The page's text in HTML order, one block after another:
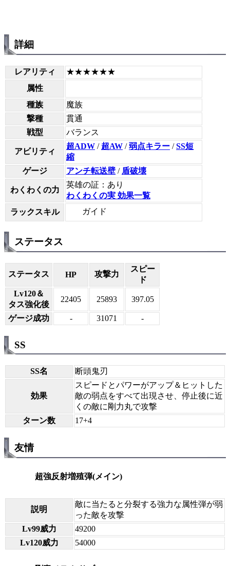
詳細
レアリティ
★★★★★★
属性
種族
魔族
撃種
貫通
戦型
バランス
アビリティ
超ADW / 超AW /弱点キラー /SS短
縮
ゲージ
アンチ転送壁 / 盾破壊
わくわくの力
英雄の証：あり
わくわくの実 効果一覧
ラックスキル
ガイド
ステータス
ステータス HP 攻撃力
スピー
ド
Lv120＆
タス強化後
22405 25893 397.05
ゲージ成功 - 31071 -
SS
SS名 断頭鬼刃
効果
スピードとパワーがアップ＆ヒットした
敵の弱点をすべて出現させ、停止後に近
くの敵に剛力丸で攻撃
ターン数
17+4
友情
超強反射増殖弾(メイン)
説明
敵に当たると分裂する強力な属性弾が弱
った敵を攻撃
Lv99威力
49200
Lv120威力
54000